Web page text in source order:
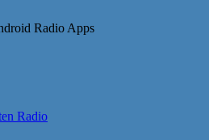
Radio Apps
Radio